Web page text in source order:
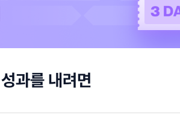
과를 내려면